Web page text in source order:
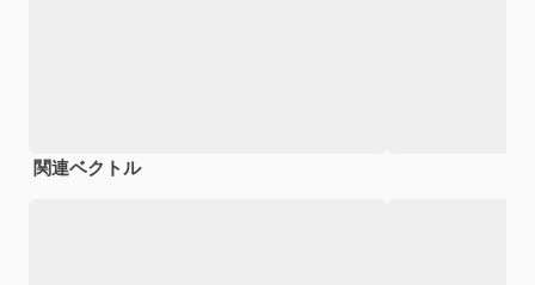
関連ベクトル